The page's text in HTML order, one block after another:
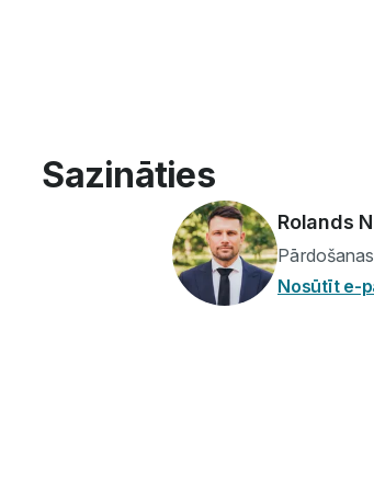
Sazināties
Rolands
Nosūtīt e-